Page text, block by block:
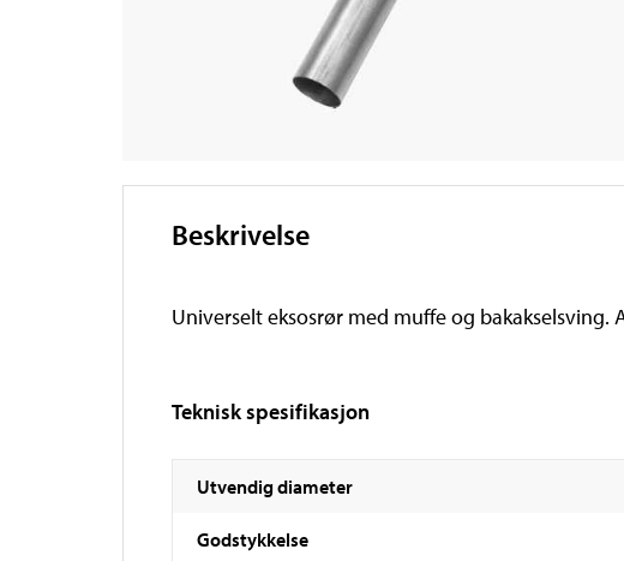
Beskrivelse
Universelt eksosrør med muffe og bakakselsving.
Teknisk spesifikasjon
Utvendig diameter
Godstykkelse